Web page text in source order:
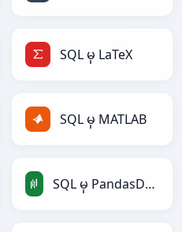
SQL မှ LaTeX
SQL မှ MATLAB
SQL မှ PandasDataFrame